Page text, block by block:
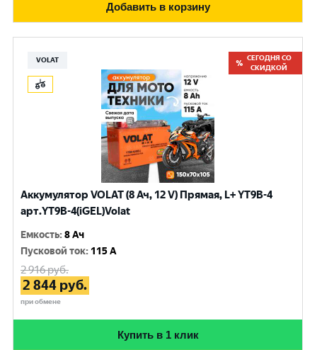
Добавить в корзину
VOLAT
СЕГОДНЯ СО
СКИДКОЙ
Аккумулятор VOLAT (8 Ач, 12 V) Прямая, L+ YT9B-4
арт.YT9B-4(iGEL)Volat
Емкость:8 Ач
Пусковой ток: 115 A
2 916руб.
2 844 руб.
при обмене
Купить в 1 клик